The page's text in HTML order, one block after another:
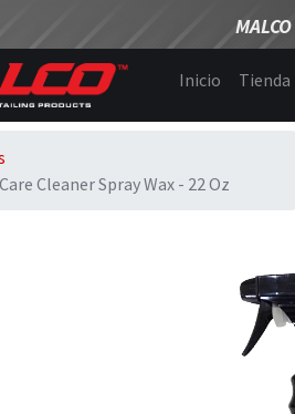
MALCO
Inicio Tienda
Cleaner Spray Wax - 22 Oz